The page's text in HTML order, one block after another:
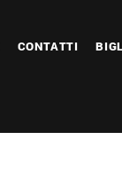
CONTATTI